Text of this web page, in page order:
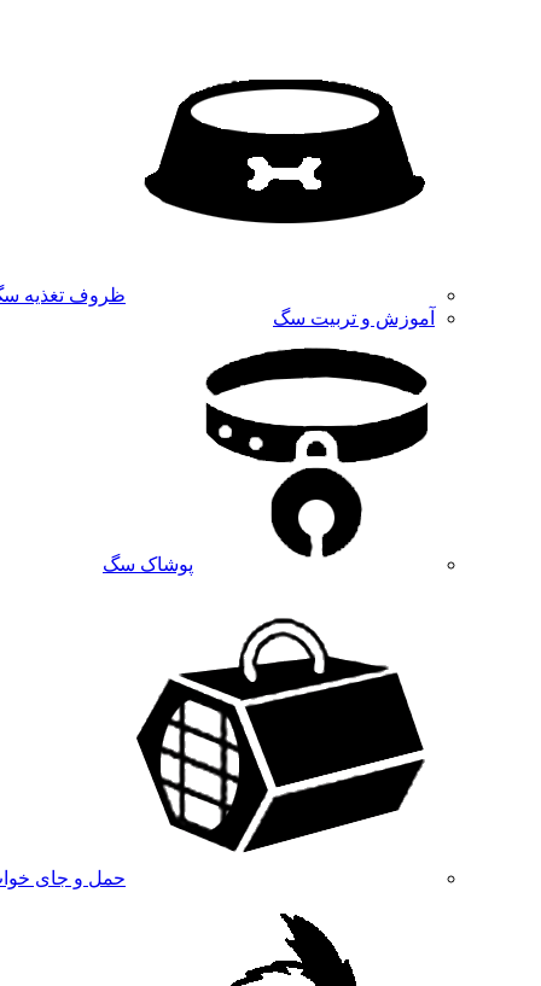
ظروف تغذیه
آموزش و تربیت سگ
پوشاک سگ
حمل و جای